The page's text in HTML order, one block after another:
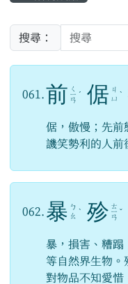
搜尋：
061. 前 ㄑ
ㄧ
ㄢ
ˊ 倨 ㄐ
ㄩ ˋ
倨，傲慢；先前
譏笑勢利的人前
062. 暴 ㄅ
ㄠ ˋ 殄 ㄊ
ㄧ
ㄢ
ˇ
暴，損害、糟蹋
等自然界生物。
對物品不知愛惜